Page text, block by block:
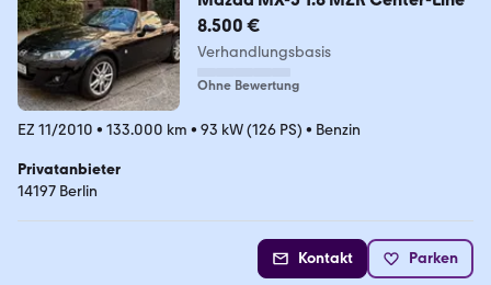
8.500 €
Verhandlungsbasis
Ohne Bewertung
EZ 11/2010 • 133.000 km • 93 kW (126 PS) • Benzin
Privatanbieter
14197 Berlin
Kontakt Parken